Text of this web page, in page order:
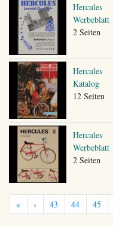
Hercules
Werbeblatt
2 Seiten
Hercules
Katalog
12 Seiten
Hercules
Werbeblatt
2 Seiten
« ‹ 43 44 45